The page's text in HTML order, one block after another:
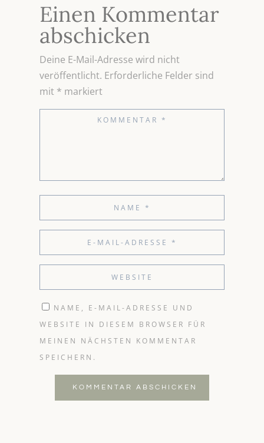
Einen Kommentar
abschicken
Deine E-Mail-Adresse wird nicht
veröffentlicht. Erforderliche Felder sind
mit * markiert
NAME, E-MAIL-ADRESSE UND
WEBSITE IN DIESEM BROWSER FÜR
MEINEN NÄCHSTEN KOMMENTAR
SPEICHERN.
KOMMENTAR ABSCHICKEN